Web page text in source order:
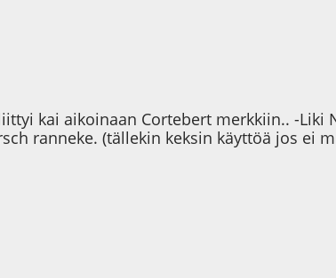
kai aikoinaan Cortebert merkkiin.. -Liki
ranneke. (tällekin keksin käyttöä jos ei